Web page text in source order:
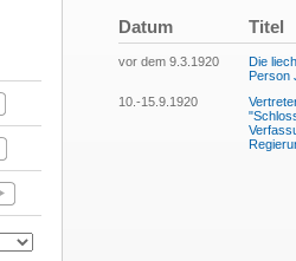
Datum Titel
vor dem 9.3.1920
Die
Person
10.-15.9.1920